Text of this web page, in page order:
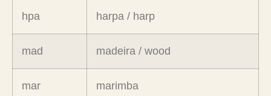
hpa harpa / harp
mad madeira / wood
mar marimba